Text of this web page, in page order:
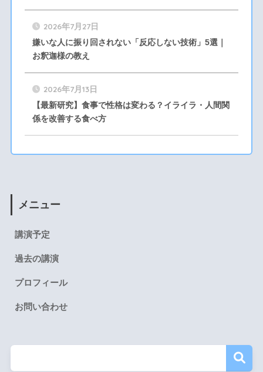
2026年7月27日
嫌いな人に振り回されない「反応しない技術」5選｜
お釈迦様の教え
2026年7月13日
【最新研究】食事で性格は変わる？イライラ・人間関
係を改善する食べ方
メニュー
講演予定
過去の講演
プロフィール
お問い合わせ